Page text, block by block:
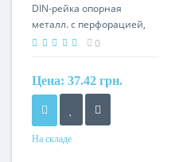
DIN-рейка опорная
металл. с перфорацией,
TS35 DZN-CR0.2_ZNCR
0
Цена: 37.42 грн.
На складе